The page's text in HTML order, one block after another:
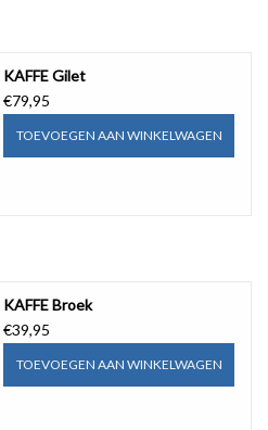
KAFFE Gilet
€79,95
TOEVOEGEN AAN WINKELWAGEN
KAFFE Broek
€39,95
TOEVOEGEN AAN WINKELWAGEN